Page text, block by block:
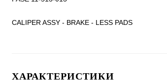
CALIPER ASSY - BRAKE - LESS PADS
ХАРАКТЕРИСТИКИ